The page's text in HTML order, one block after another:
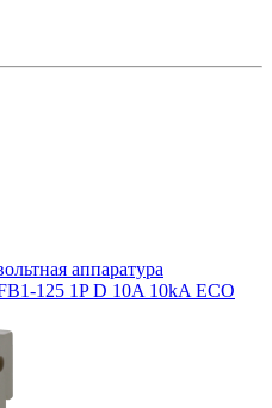
аппаратура
125 1P D 10A 10kA ECO